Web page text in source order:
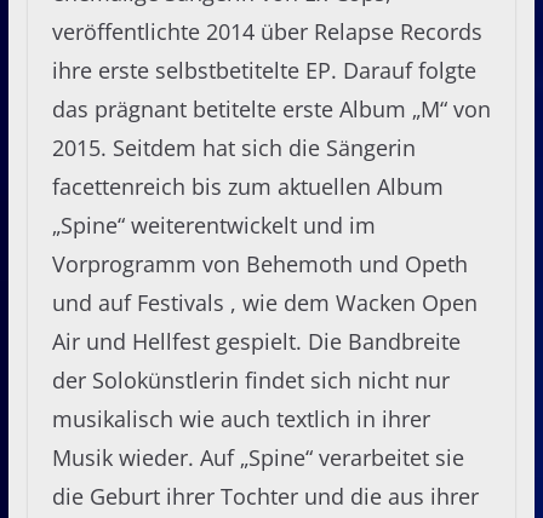
veröffentlichte 2014 über Relapse Records
ihre erste selbstbetitelte EP. Darauf folgte
das prägnant betitelte erste Album „M“ von
2015. Seitdem hat sich die Sängerin
facettenreich bis zum aktuellen Album
„Spine“ weiterentwickelt und im
Vorprogramm von Behemoth und Opeth
und auf Festivals , wie dem Wacken Open
Air und Hellfest gespielt. Die Bandbreite
der Solokünstlerin findet sich nicht nur
musikalisch wie auch textlich in ihrer
Musik wieder. Auf „Spine“ verarbeitet sie
die Geburt ihrer Tochter und die aus ihrer